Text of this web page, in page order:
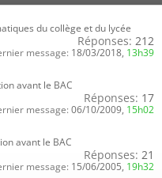
du collège et du lycée
Réponses: 212
message: 18/03/2018, 13h39
avant le BAC
Réponses: 17
message: 06/10/2009, 15h02
avant le BAC
Réponses: 21
message: 15/06/2005, 19h32